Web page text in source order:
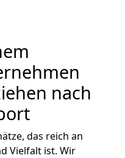
nach
das reich an
Vielfalt ist. Wir